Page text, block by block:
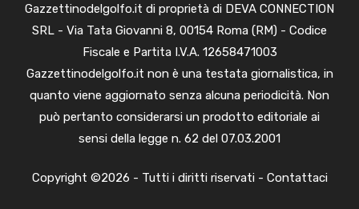
Gazzettinodelgolfo.it di proprietà di DEVA CONNECTION
SRL - Via Tata Giovanni 8, 00154 Roma (RM) - Codice
Fiscale e Partita I.V.A. 12658471003
Gazzettinodelgolfo.it non è una testata giornalistica, in
quanto viene aggiornato senza alcuna periodicità. Non
può pertanto considerarsi un prodotto editoriale ai
sensi della legge n. 62 del 07.03.2001
Copyright ©2026 - Tutti i diritti riservati - Contattaci